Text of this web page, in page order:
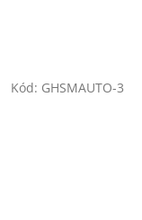
Kód: GHSMAUTO-3